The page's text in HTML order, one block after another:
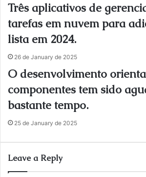
Três aplicativos de
tarefas em nuvem para
lista em 2024.
26 de January de 2025
O desenvolvimento
componentes tem sido
bastante tempo.
25 de January de 2025
Leave a Reply